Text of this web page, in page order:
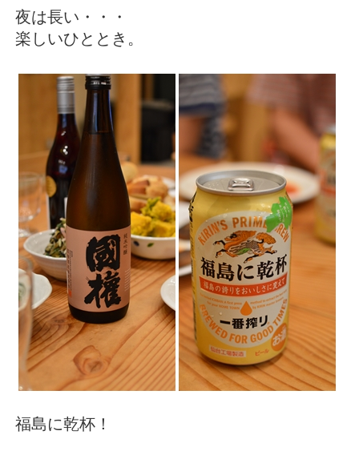
夜は長い・・・
楽しいひととき。
福島に乾杯！